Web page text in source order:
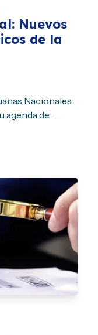
Nuevos
de la
Nacionales
de...